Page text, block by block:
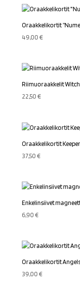
Oraakkelikortit
49,00€
Riimuoraakkelit
22,50€
Oraakkelikortit
37,50€
Enkelinsiivet
6,90€
Oraakkelikortit
39,00€